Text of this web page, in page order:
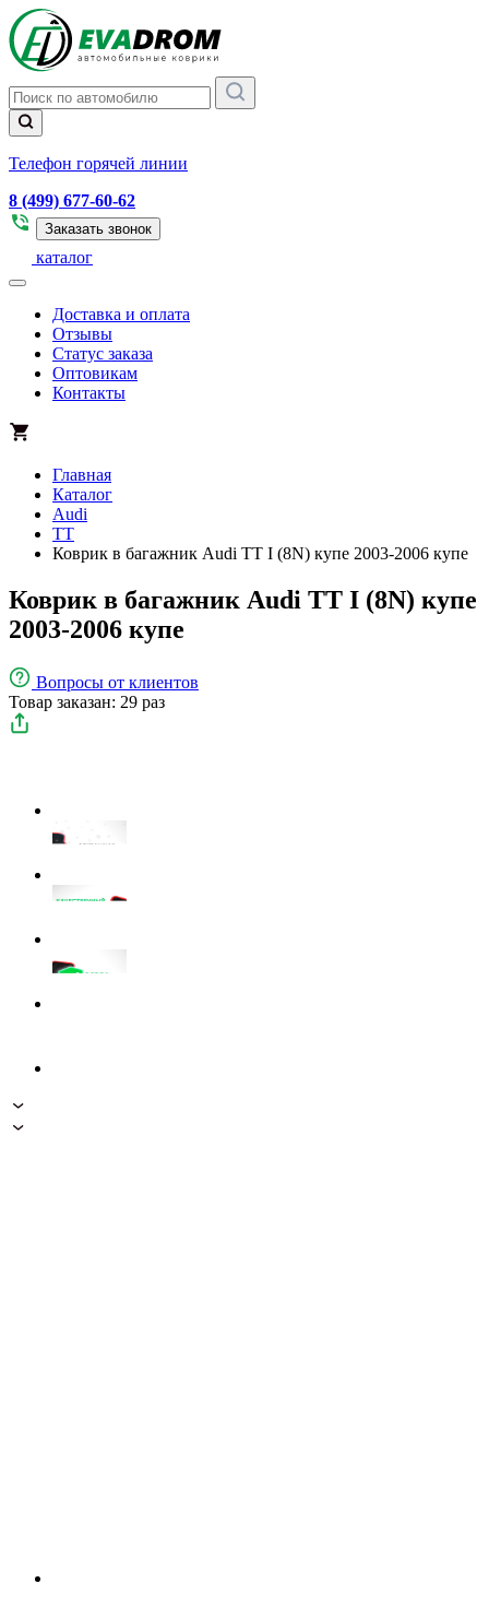
Телефон горячей линии
8 (499) 677-60-62
Заказать звонок
каталог
Доставка и оплата
Отзывы
Статус заказа
Оптовикам
Контакты
Главная
Каталог
Audi
TT
Коврик в багажник Audi TT I (8N) купе 2003-2006 купе
Коврик в багажник Audi TT I (8N) купе
2003-2006 купе
Вопросы от клиентов
Товар заказан: 29 раз